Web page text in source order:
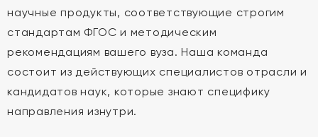
научные продукты, соответствующие строгим
стандартам ФГОС и методическим
рекомендациям вашего вуза. Наша команда
состоит из действующих специалистов отрасли и
кандидатов наук, которые знают специфику
направления изнутри.